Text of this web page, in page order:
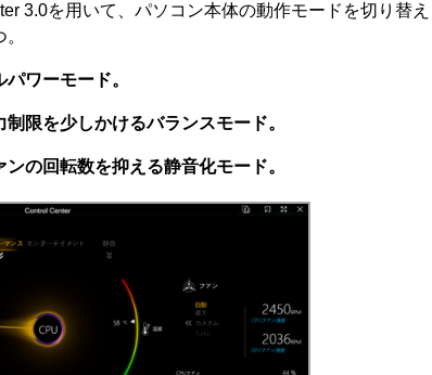
3.0を用いて、パソコン本体の動作モードを切り替え
ワーモード。
限を少しかけるバランスモード。
の回転数を抑える静音化モード。